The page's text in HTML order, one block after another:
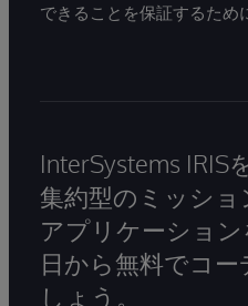
できることを保証するため
InterSystems IRIS
集約型のミッシ
アプリケーショ
日から無料でコ
しょう。